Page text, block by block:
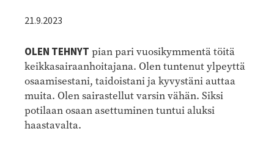
21.9.2023
OLEN TEHNYT pian pari vuosikymmentä töitä
keikkasairaanhoitajana. Olen tuntenut ylpeyttä
osaamisestani, taidoistani ja kyvystäni auttaa
muita. Olen sairastellut varsin vähän. Siksi
potilaan osaan asettuminen tuntui aluksi
haastavalta.